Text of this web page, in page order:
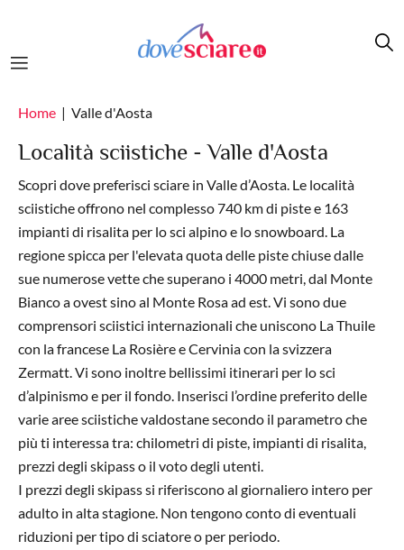
Home Valle d'Aosta
Località sciistiche - Valle d'Aosta
Scopri dove preferisci sciare in Valle d’Aosta. Le località
sciistiche offrono nel complesso 740 km di piste e 163
impianti di risalita per lo sci alpino e lo snowboard. La
regione spicca per l'elevata quota delle piste chiuse dalle
sue numerose vette che superano i 4000 metri, dal Monte
Bianco a ovest sino al Monte Rosa ad est. Vi sono due
comprensori sciistici internazionali che uniscono La Thuile
con la francese La Rosière e Cervinia con la svizzera
Zermatt. Vi sono inoltre bellissimi itinerari per lo sci
d’alpinismo e per il fondo. Inserisci l’ordine preferito delle
varie aree sciistiche valdostane secondo il parametro che
più ti interessa tra: chilometri di piste, impianti di risalita,
prezzi degli skipass o il voto degli utenti.
I prezzi degli skipass si riferiscono al giornaliero intero per
adulto in alta stagione. Non tengono conto di eventuali
riduzioni per tipo di sciatore o per periodo.